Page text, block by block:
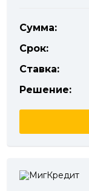
Сумма:
Срок:
Ставка:
Решение: